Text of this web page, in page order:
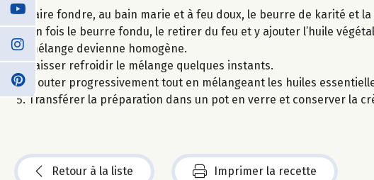
Faire fondre, au bain marie et à feu doux, le beurre de karité et
Un fois le beurre fondu, le retirer du feu et y ajouter l’huile
mélange devienne homogène.
Laisser refroidir le mélange quelques instants.
Ajouter progressivement tout en mélangeant les huiles
Transférer la préparation dans un pot en verre et conserver la
Retour à la liste Imprimer la recette